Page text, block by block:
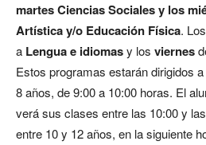
martes Ciencias Sociales y los
Artística y/o Educación Física. Los
a Lengua e idiomasy los viernes
Estos programas estarán dirigidos
8 años, de 9:00 a 10:00 horas. El
verá sus clases entre las 10:00 y
entre 10 y 12 años, en la siguiente